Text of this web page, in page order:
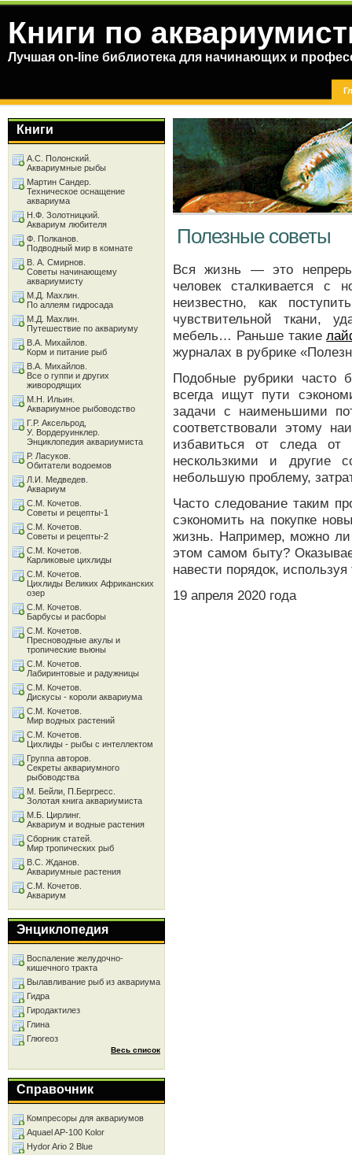
Книги по
Лучшая on-line библиотека для начинающих и
Полезные советы
Вся жизнь — это
человек сталкивается
неизвестно, как
чувствительной ткани,
мебель… Раньше такие
журналах в рубрике
Подобные рубрики
всегда ищут пути
задачи с наименьшими
соответствовали этому
избавиться от следа от
нескользкими и другие
небольшую проблему,
Часто следование таким
сэкономить на покупке
жизнь. Например, можно ли
этом самом быту?
навести порядок,
19 апреля 2020 года
Книги
А.С. Полонский.
Аквариумные рыбы
Мартин Сандер.
Техническое оснащение
аквариума
Н.Ф. Золотницкий.
Аквариум любителя
Ф. Полканов.
Подводный мир в комнате
В. А. Смирнов.
Советы начинающему
аквариумисту
М.Д. Махлин.
По аллеям гидросада
М.Д. Махлин.
Путешествие по аквариуму
В.А. Михайлов.
Корм и питание рыб
В.А. Михайлов.
Все о гуппи и других
живородящих
М.Н. Ильин.
Аквариумное рыбоводство
Г.Р. Аксельрод,
У. Вордеруинклер.
Энциклопедия аквариумиста
Р. Ласуков.
Обитатели водоемов
Л.И. Медведев.
Аквариум
С.М. Кочетов.
Советы и рецепты-1
С.М. Кочетов.
Советы и рецепты-2
С.М. Кочетов.
Карликовые цихлиды
С.М. Кочетов.
Цихлиды Великих Африканских
озер
С.М. Кочетов.
Барбусы и расборы
С.М. Кочетов.
Пресноводные акулы и
тропические вьюны
С.М. Кочетов.
Лабиринтовые и радужницы
С.М. Кочетов.
Дискусы - короли аквариума
С.М. Кочетов.
Мир водных растений
С.М. Кочетов.
Цихлиды - рыбы с интеллектом
Группа авторов.
Секреты аквариумного
рыбоводства
М. Бейли, П.Бергресс.
Золотая книга аквариумиста
М.Б. Цирлинг.
Аквариум и водные растения
Сборник статей.
Мир тропических рыб
В.С. Жданов.
Аквариумные растения
С.М. Кочетов.
Аквариум
Энциклопедия
Воспаление желудочно-
кишечного тракта
Вылавливание рыб из аквариума
Гидра
Гиродактилез
Глина
Глюгеоз
Весь список
Справочник
Компресоры для аквариумов
Aquael AP-100 Kolor
Hydor Ario 2 Blue